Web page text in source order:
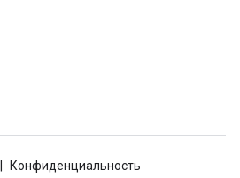
Конфиденциальность